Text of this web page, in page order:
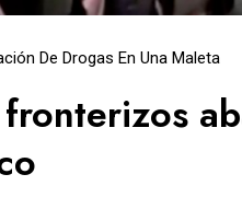
De Drogas En Una Maleta